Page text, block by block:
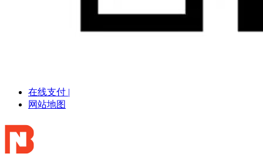
在线支付 |
网站地图